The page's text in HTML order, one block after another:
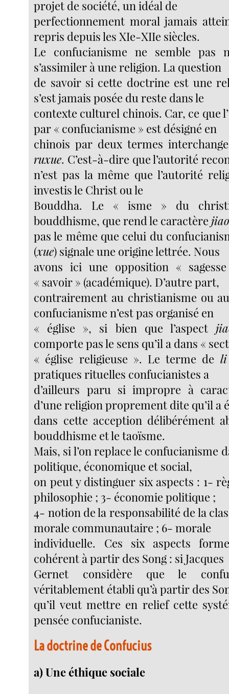
projet de société, un idéal de
perfectionnement moral jamais
repris depuis les XIe-XIIe siècles.
Le confucianisme ne semble pas
s’assimiler à une religion. La question
de savoir si cette doctrine est une
s’est jamais posée du reste dans le
contexte culturel chinois. Car, ce que
par « confucianisme » est désigné en
chinois par deux termes
ruxue. C’est-à-dire que l’autorité
n’est pas la même que l’autorité
investis le Christ ou le
Bouddha. Le « isme » du
bouddhisme, que rend le caractère
pas le même que celui du
(xue) signale une origine lettrée. Nous
avons ici une opposition «
« savoir » (académique). D’autre part,
contrairement au christianisme ou
confucianisme n’est pas organisé en
« église », si bien que l’aspect
comporte pas le sens qu’il a dans «
« église religieuse ». Le terme de
pratiques rituelles confucianistes a
d’ailleurs paru si impropre à
d’une religion proprement dite qu’il a
dans cette acception délibérément
bouddhisme et le taoïsme.
Mais, si l’on replace le confucianisme
politique, économique et social,
on peut y distinguer six aspects : 1-
philosophie ; 3- économie politique ;
4- notion de la responsabilité de la
morale communautaire ; 6- morale
individuelle. Ces six aspects
cohérent à partir des Song : si Jacques
Gernet considère que le
véritablement établi qu’à partir des
qu’il veut mettre en relief cette
pensée confucianiste.
La doctrine de Confucius
a) Une éthique sociale